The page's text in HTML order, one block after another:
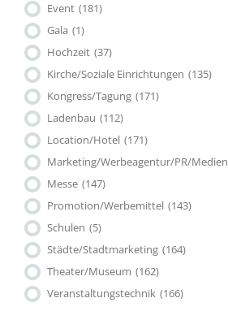
Event (181)
Gala (1)
Hochzeit (37)
Kirche/Soziale Einrichtungen (135)
Kongress/Tagung (171)
Ladenbau (112)
Location/Hotel (171)
Marketing/Werbeagentur/PR/Medien
Messe (147)
Promotion/Werbemittel (143)
Schulen (5)
Städte/Stadtmarketing (164)
Theater/Museum (162)
Veranstaltungstechnik (166)